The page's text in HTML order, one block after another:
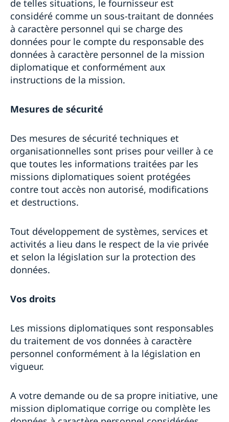
de telles situations, le fournisseur est
considéré comme un sous-traitant de données
à caractère personnel qui se charge des
données pour le compte du responsable des
données à caractère personnel de la mission
diplomatique et conformément aux
instructions de la mission.
Mesures de sécurité
Des mesures de sécurité techniques et
organisationnelles sont prises pour veiller à ce
que toutes les informations traitées par les
missions diplomatiques soient protégées
contre tout accès non autorisé, modifications
et destructions.
Tout développement de systèmes, services et
activités a lieu dans le respect de la vie privée
et selon la législation sur la protection des
données.
Vos droits
Les missions diplomatiques sont responsables
du traitement de vos données à caractère
personnel conformément à la législation en
vigueur.
A votre demande ou de sa propre initiative, une
mission diplomatique corrige ou complète les